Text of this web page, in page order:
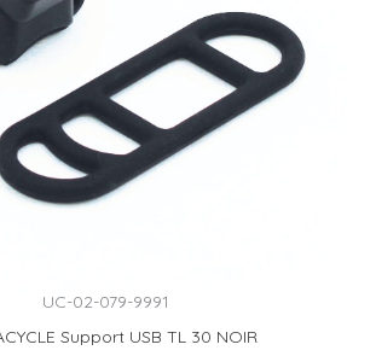
UC-02-079-9991
Support USB TL 30 NOIR